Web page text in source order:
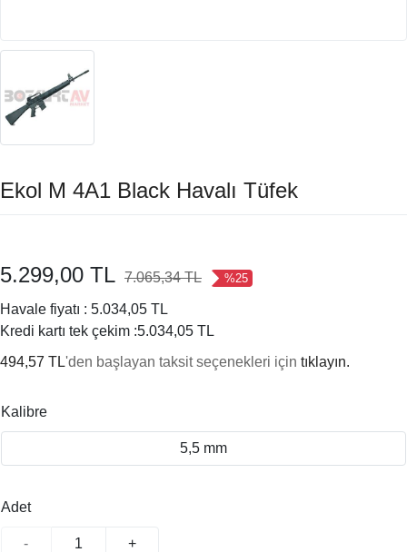
Ekol M 4A1 Black Havalı Tüfek
5.299,00 TL 7.065,34 TL %25
Havale fiyatı : 5.034,05 TL
Kredi kartı tek çekim :5.034,05 TL
494,57 TL'den başlayan taksit seçenekleri için tıklayın.
Kalibre
5,5 mm
Adet
- +